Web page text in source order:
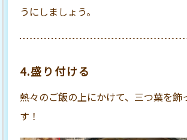
うにしましょう。
4.盛り付ける
熱々のご飯の上にかけて、三つ葉を飾
す！